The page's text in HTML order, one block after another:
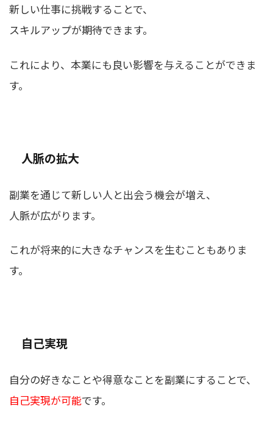
新しい仕事に挑戦することで、
スキルアップが期待できます。
これにより、本業にも良い影響を与えることができま
す。
人脈の拡大
副業を通じて新しい人と出会う機会が増え、
人脈が広がります。
これが将来的に大きなチャンスを生むこともありま
す。
自己実現
自分の好きなことや得意なことを副業にすることで、
自己実現が可能です。